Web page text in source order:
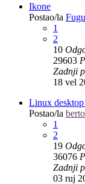
Ikone
Postao/la Fugu
1
2
10
29603
Zadnji
18 vel
Linux
Postao/la
1
2
19
36076
Zadnji
03 ruj